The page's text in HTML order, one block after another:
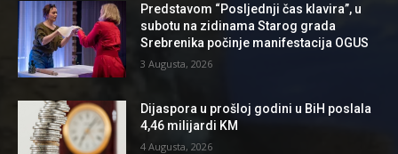
Predstavom “Posljednji čas klavira”, u
subotu na zidinama Starog grada
Srebrenika počinje manifestacija OGUS
3 Augusta, 2026
Dijaspora u prošloj godini u BiH poslala
4,46 milijardi KM
4 Augusta, 2026